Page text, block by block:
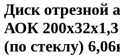
Диск отрезной
АОК
(по стеклу)